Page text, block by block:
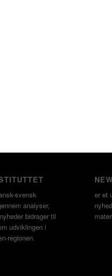
svensk
analyser,
bidrager til
udviklingen i
regionen.
er et